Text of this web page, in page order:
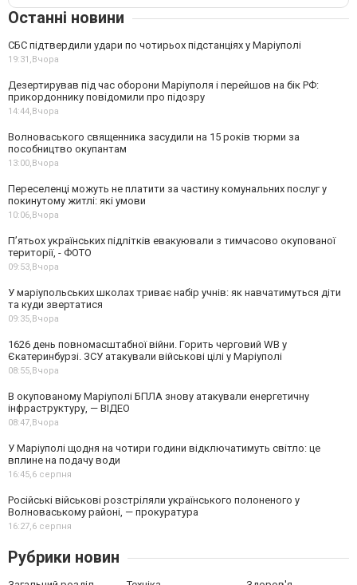
Останні новини
СБС підтвердили удари по чотирьох підстанціях у Маріуполі
19:31,Вчора
Дезертирував під час оборони Маріуполя і перейшов на бік РФ:
прикордоннику повідомили про підозру
14:44,Вчора
Волноваського священника засудили на 15 років тюрми за
пособництво окупантам
13:00,Вчора
Переселенці можуть не платити за частину комунальних послуг у
покинутому житлі: які умови
10:06,Вчора
П’ятьох українських підлітків евакуювали з тимчасово окупованої
території, - ФОТО
09:53,Вчора
У маріупольських школах триває набір учнів: як навчатимуться діти
та куди звертатися
09:35,Вчора
1626 день повномасштабної війни. Горить черговий WB у
Єкатеринбурзі. ЗСУ атакували військові цілі у Маріуполі
08:55,Вчора
В окупованому Маріуполі БПЛА знову атакували енергетичну
інфраструктуру, — ВІДЕО
08:47,Вчора
У Маріуполі щодня на чотири години відключатимуть світло: це
вплине на подачу води
16:45,6 серпня
Російські військові розстріляли українського полоненого у
Волноваському районі, — прокуратура
16:27,6 серпня
Рубрики новин